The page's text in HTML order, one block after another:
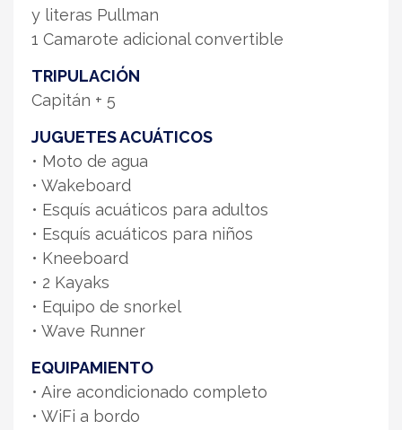
y literas Pullman
1 Camarote adicional convertible
TRIPULACIÓN
Capitán + 5
JUGUETES ACUÁTICOS
• Moto de agua
• Wakeboard
• Esquís acuáticos para adultos
• Esquís acuáticos para niños
• Kneeboard
• 2 Kayaks
• Equipo de snorkel
• Wave Runner
EQUIPAMIENTO
• Aire acondicionado completo
• WiFi a bordo